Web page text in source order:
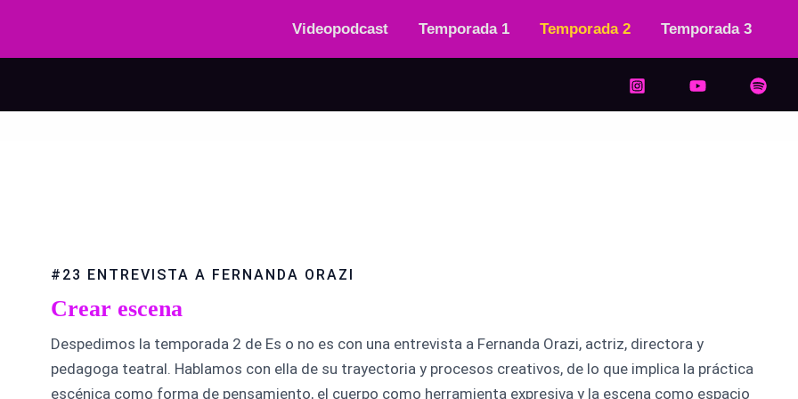
Videopodcast Temporada 1 Temporada 2 Temporada 3
#23 ENTREVISTA A FERNANDA ORAZI
Crear escena
Despedimos la temporada 2 de Es o no es con una entrevista a Fernanda Orazi, actriz, directora y
pedagoga teatral. Hablamos con ella de su trayectoria y procesos creativos, de lo que implica la práctica
escénica como forma de pensamiento, el cuerpo como herramienta expresiva y la escena como espacio